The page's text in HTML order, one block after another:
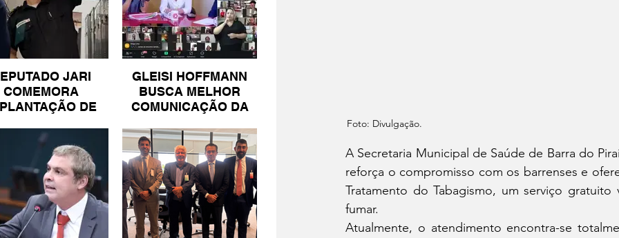
JARI
COMEMORA
DE
GLEISI HOFFMANN
BUSCA MELHOR
COMUNICAÇÃO DA
Foto: Divulgação.
A Secretaria Municipal de Saúde de Barra do
reforça o compromisso com os barrenses e
Tratamento do Tabagismo, um serviço
fumar.
Atualmente, o atendimento encontra-se